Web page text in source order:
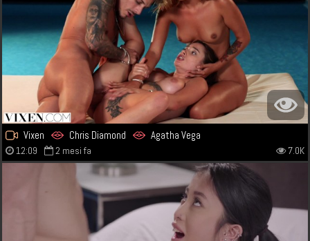
Vixen Chris Diamond Agatha Vega
12:09 2 mesi fa 7.0K